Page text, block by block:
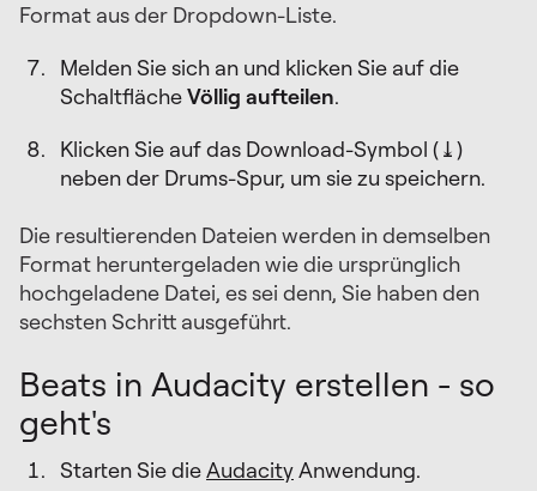
Format aus der Dropdown-Liste.
Melden Sie sich an und klicken Sie auf die
SchaltflächeVöllig aufteilen.
Klicken Sie auf das Download-Symbol (⤓)
neben der Drums-Spur, um sie zu speichern.
Die resultierenden Dateien werden in demselben
Format heruntergeladen wie die ursprünglich
hochgeladene Datei, es sei denn, Sie haben den
sechsten Schritt ausgeführt.
Beats in Audacity erstellen - so
geht's
Starten Sie dieAudacityAnwendung.